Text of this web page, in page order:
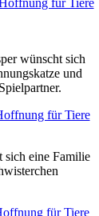
wünscht sich
und
eine Familie